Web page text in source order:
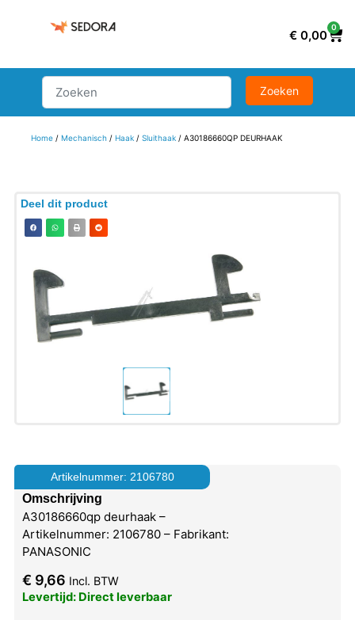
€ 0,00
0
Home/ Mechanisch/ Haak/ Sluithaak/ A30186660QP DEURHAAK
Deel dit product
Artikelnummer: 2106780
Omschrijving
A30186660qp deurhaak –
Artikelnummer: 2106780 – Fabrikant:
PANASONIC
€ 9,66 Incl. BTW
Levertijd: Direct leverbaar